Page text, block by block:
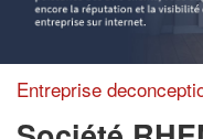
Entreprise